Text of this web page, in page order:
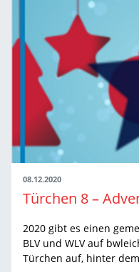
08.12.2020
2020 gibt es einen
BLV und WLV auf
Türchen auf, hinter